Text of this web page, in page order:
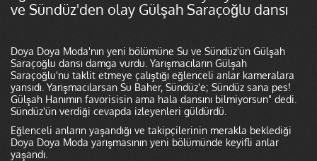
ve Sündüz'den olay Gülşah Saraçoğlu dansı
Doya Doya Moda'nın yeni bölümüne Su ve Sündüz'ün Gülşah
Saraçoğlu dansı damga vurdu. Yarışmacıların Gülşah
Saraçoğlu'nu taklit etmeye çalıştığı eğlenceli anlar kameralara
yansıdı. Yarışmacılarsan Su Baher, Sündüz'e; Sündüz sana pes!
Gülşah Hanımın favorisisin ama hala dansını bilmiyorsun" dedi.
Sündüz'ün verdiği cevapda izleyenleri güldürdü.
Eğlenceli anların yaşandığı ve takipçilerinin merakla beklediği
Doya Doya Moda yarışmasının yeni bölümünde keyifli anlar
yaşandı.